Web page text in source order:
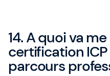
14. A quoi va
certification
parcours